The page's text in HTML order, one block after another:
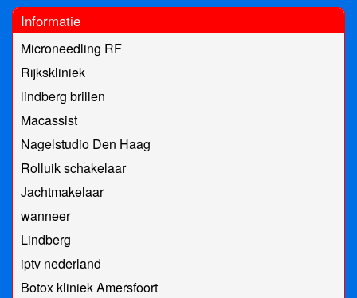
Informatie
Microneedling RF
Rijkskliniek
lindberg brillen
Macassist
Nagelstudio Den Haag
Rolluik schakelaar
Jachtmakelaar
wanneer
Lindberg
iptv nederland
Botox kliniek Amersfoort